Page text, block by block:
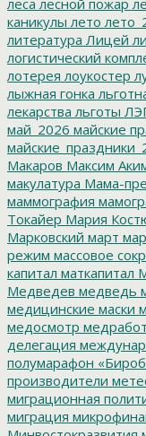
каникулы лето
литература Лицей
логистический
лотерея лоукостер
лыжная гонка
лекарства льготы
май_2026 майские
Макаров Максим
макулатура Мама-
маммография
Токайер Мария
Марковский март
режим массовое
капитал маткапитал
Медведев медведь
медицинские маски
медосмотр
делегация
полумарафон
производители
миграционная
миграция